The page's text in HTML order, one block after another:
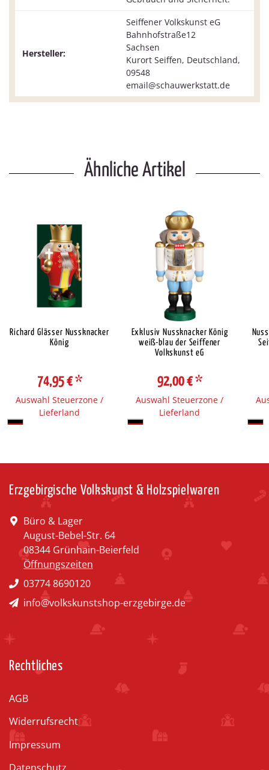
Hersteller:
Seiffener Volkskunst eG
Bahnhofstraße12
Sachsen
Kurort Seiffen, Deutschland,
09548
email@schauwerkstatt.de
Ähnliche Artikel
Richard Glässer Nussknacker
König
74,95 €*
Auswahl Steuerzone /
Lieferland
Exklusiv Nussknacker König
weiß-blau der Seiffener
Volkskunst eG
92,00 €*
Auswahl Steuerzone /
Lieferland
Erzgebirgische Volkskunst & Holzspielwaren
Büro & Lager
August-Bebel-Str. 64
08344 Grünhain-Beierfeld
Öffnungszeiten
03774 8690120
info@volkskunstshop-erzgebirge.de
Rechtliches
AGB
Widerrufsrecht
Impressum